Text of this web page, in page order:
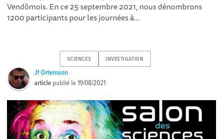
Vendômois. En ce 25 septembre 2021, nous dénombrons
1200 participants pour les journées à...
SCIENCES INVESTIGATION
Jf Ortemann
article publié le19/08/2021